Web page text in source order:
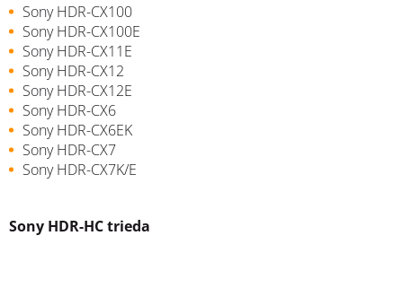
Sony HDR-CX100
Sony HDR-CX100E
Sony HDR-CX11E
Sony HDR-CX12
Sony HDR-CX12E
Sony HDR-CX6
Sony HDR-CX6EK
Sony HDR-CX7
Sony HDR-CX7K/E
Sony HDR-HC trieda